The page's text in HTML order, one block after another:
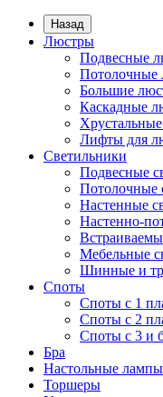
Назад
Люстры
Подвесные
Потолочные
Большие
Каскадные
Лифты для
Светильники
Подвесные
Потолочные
Настенные
Настенно-
Мебельные
Шинные и
Споты
Споты с 1
Споты с 2
Споты с 3 и
Бра
Настольные лампы
Торшеры